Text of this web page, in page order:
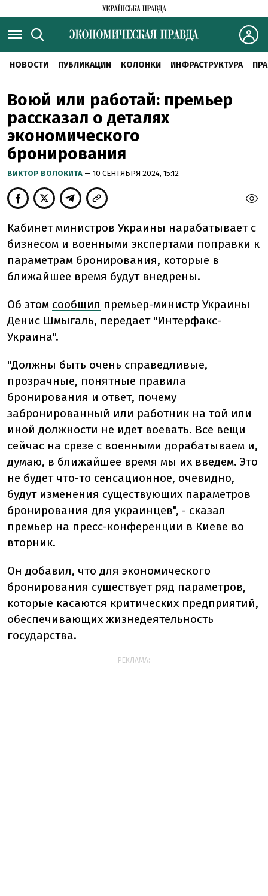
НОВОСТИ ПУБЛИКАЦИИ КОЛОНКИ ИНФРАСТРУКТУРА
Воюй или работай: премьер
рассказал о деталях
экономического
бронирования
ВИКТОР ВОЛОКИТА — 10 СЕНТЯБРЯ 2024, 15:12
Кабинет министров Украины нарабатывает с
бизнесом и военными экспертами поправки к
параметрам бронирования, которые в
ближайшее время будут внедрены.
Об этом сообщил премьер-министр Украины
Денис Шмыгаль, передает "Интерфакс-
Украина".
"Должны быть очень справедливые,
прозрачные, понятные правила
бронирования и ответ, почему
забронированный или работник на той или
иной должности не идет воевать. Все вещи
сейчас на срезе с военными дорабатываем и,
думаю, в ближайшее время мы их введем. Это
не будет что-то сенсационное, очевидно,
будут изменения существующих параметров
бронирования для украинцев", - сказал
премьер на пресс-конференции в Киеве во
вторник.
Он добавил, что для экономического
бронирования существует ряд параметров,
которые касаются критических предприятий,
обеспечивающих жизнедеятельность
государства.
РЕКЛАМА: